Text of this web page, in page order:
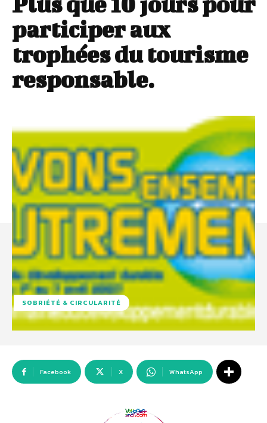
participer aux
trophées du tourisme
responsable.
SOBRIÉTÉ & CIRCULARITÉ
Facebook X WhatsApp